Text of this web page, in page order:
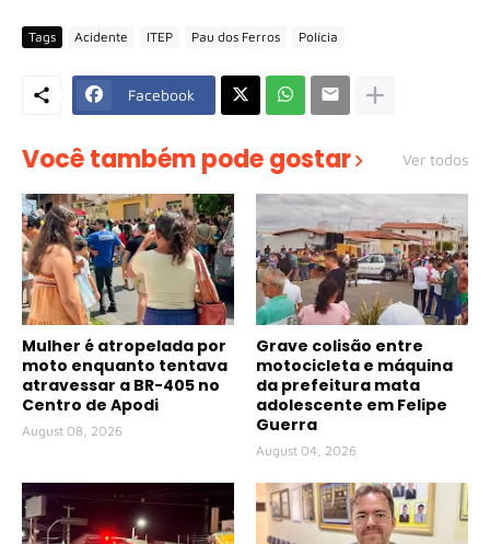
Tags Acidente ITEP Pau dos Ferros Polícia
Facebook
Você também pode gostar Ver todos
Mulher é atropelada por
moto enquanto tentava
atravessar a BR-405 no
Centro de Apodi
August 08, 2026
Grave colisão entre
motocicleta e máquina
da prefeitura mata
adolescente em Felipe
Guerra
August 04, 2026